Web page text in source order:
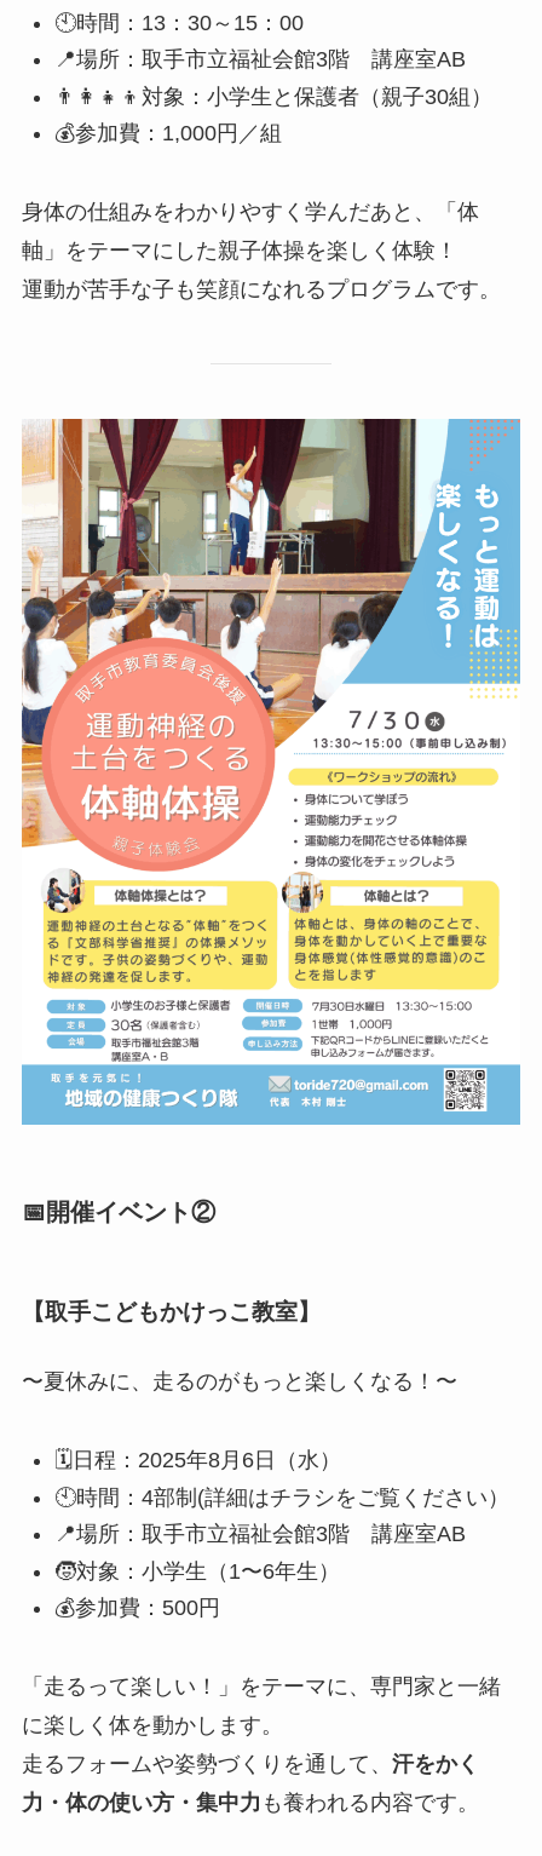
🕙時間：13：30～15：00
📍場所：取手市立福祉会館3階 講座室AB
👨‍👩‍👧‍👦対象：小学生と保護者（親子30組）
💰参加費：1,000円／組
身体の仕組みをわかりやすく学んだあと、「体
軸」をテーマにした親子体操を楽しく体験！
運動が苦手な子も笑顔になれるプログラムです。
📅開催イベント②
【取手こどもかけっこ教室】
〜夏休みに、走るのがもっと楽しくなる！〜
🗓日程：2025年8月6日（水）
🕙時間：4部制(詳細はチラシをご覧ください）
📍場所：取手市立福祉会館3階 講座室AB
🧒対象：小学生（1〜6年生）
💰参加費：500円
「走るって楽しい！」をテーマに、専門家と一緒
に楽しく体を動かします。
走るフォームや姿勢づくりを通して、 汗をかく
力・体の使い方・集中力 も養われる内容です。